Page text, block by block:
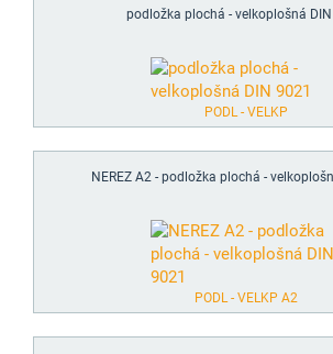
podložka plochá - velkoplošná DIN
PODL - VELKP
NEREZ A2 - podložka plochá -
PODL - VELKP A2